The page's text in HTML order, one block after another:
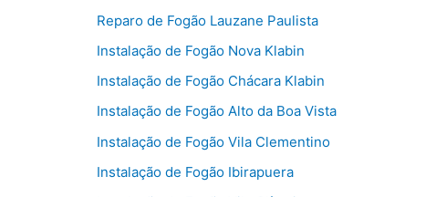
Reparo de Fogão Lauzane Paulista
Instalação de Fogão Nova Klabin
Instalação de Fogão Chácara Klabin
Instalação de Fogão Alto da Boa Vista
Instalação de Fogão Vila Clementino
Instalação de Fogão Ibirapuera